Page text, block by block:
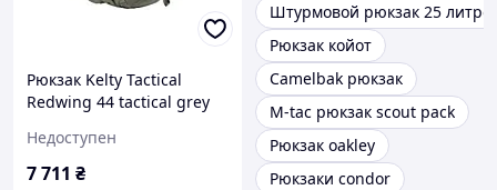
Рюкзак Kelty Tactical
Redwing 44 tactical grey
Недоступен
7 711 ₴
Штурмовой рюкзак 25
Рюкзак койот
Camelbak рюкзак
M-tac рюкзак scout pack
Рюкзак oakley
Рюкзаки condor